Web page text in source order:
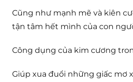
Cũng như mạnh mẽ và kiên
tận tâm hết mình của con
Công dụng của kim cương
Giúp xua đuổi những giấc mơ